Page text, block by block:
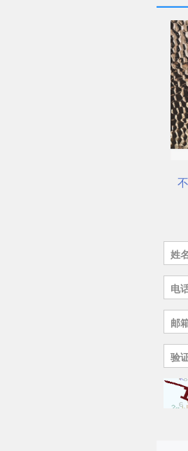
不锈钢电梯装潢，你真的选对了
姓
电
邮
验